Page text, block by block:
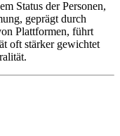
Status der Personen,
geprägt durch
Plattformen, führt
oft stärker gewichtet